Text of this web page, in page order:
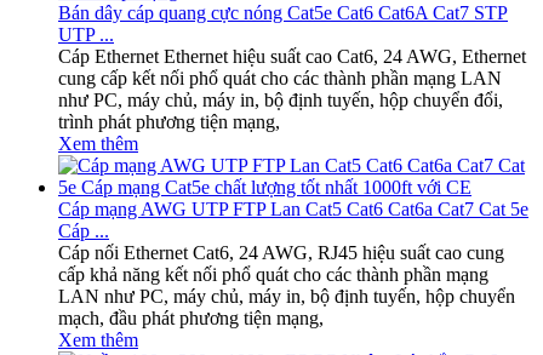
Bán dây cáp quang cực nóng Cat5e Cat6 Cat6A Cat7 STP
UTP ...
Cáp Ethernet Ethernet hiệu suất cao Cat6, 24 AWG, Ethernet
cung cấp kết nối phổ quát cho các thành phần mạng LAN
như PC, máy chủ, máy in, bộ định tuyến, hộp chuyển đổi,
trình phát phương tiện mạng,
Xem thêm
Cáp mạng AWG UTP FTP Lan Cat5 Cat6 Cat6a Cat7 Cat 5e
Cáp ...
Cáp nối Ethernet Cat6, 24 AWG, RJ45 hiệu suất cao cung
cấp khả năng kết nối phổ quát cho các thành phần mạng
LAN như PC, máy chủ, máy in, bộ định tuyến, hộp chuyển
mạch, đầu phát phương tiện mạng,
Xem thêm